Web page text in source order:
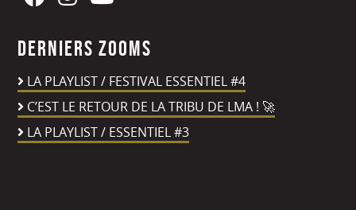
Derniers zooms
LA PLAYLIST / FESTIVAL ESSENTIEL #4
C’EST LE RETOUR DE LA TRIBU DE LMA ! 🚀
LA PLAYLIST / ESSENTIEL #3